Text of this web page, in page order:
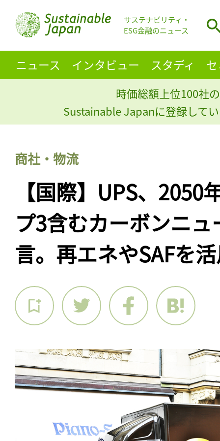
サステナビリティ・
ESG金融のニュース
ニュース インタビュー スタディ
時価総額上位100社
Sustainable Japanに登録して
商社・物流
【国際】UPS、2050
プ3含むカーボンニ
言。再エネやSAFを